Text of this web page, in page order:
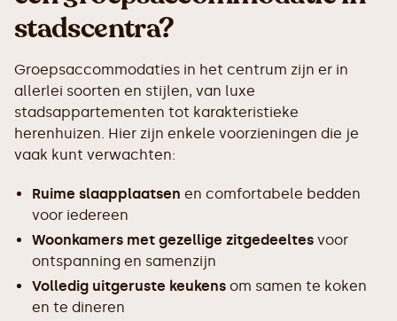
stadscentra?
Groepsaccommodaties in het centrum zijn er in
allerlei soorten en stijlen, van luxe
stadsappartementen tot karakteristieke
herenhuizen. Hier zijn enkele voorzieningen die je
vaak kunt verwachten:
Ruime slaapplaatsen en comfortabele bedden
voor iedereen
Woonkamers met gezellige zitgedeeltes voor
ontspanning en samenzijn
Volledig uitgeruste keukens om samen te koken
en te dineren